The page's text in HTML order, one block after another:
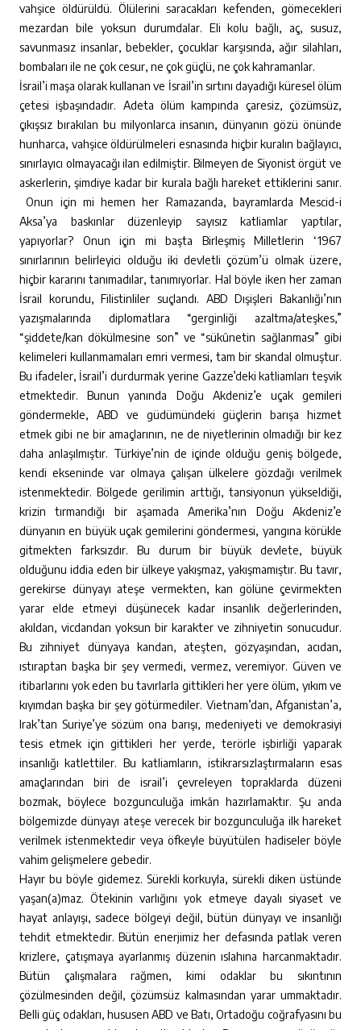
vahşice öldürüldü. Ölülerini saracakları kefenden, gömecekleri
mezardan bile yoksun durumdalar. Eli kolu bağlı, aç, susuz,
savunmasız insanlar, bebekler, çocuklar karşısında, ağır silahları,
bombaları ile ne çok cesur, ne çok güçlü, ne çok kahramanlar.
İsrail’i maşa olarak kullanan ve İsrail’in sırtını dayadığı küresel ölüm
çetesi işbaşındadır. Adeta ölüm kampında çaresiz, çözümsüz,
çıkışsız bırakılan bu milyonlarca insanın, dünyanın gözü önünde
hunharca, vahşice öldürülmeleri esnasında hiçbir kuralın bağlayıcı,
sınırlayıcı olmayacağı ilan edilmiştir. Bilmeyen de Siyonist örgüt ve
askerlerin, şimdiye kadar bir kurala bağlı hareket ettiklerini sanır.
Onun için mi hemen her Ramazanda, bayramlarda Mescid-i
Aksa’ya baskınlar düzenleyip sayısız katliamlar yaptılar,
yapıyorlar? Onun için mi başta Birleşmiş Milletlerin ‘1967
sınırlarının belirleyici olduğu iki devletli çözüm’ü olmak üzere,
hiçbir kararını tanımadılar, tanımıyorlar. Hal böyle iken her zaman
İsrail korundu, Filistinliler suçlandı. ABD Dışişleri Bakanlığı’nın
yazışmalarında diplomatlara “gerginliği azaltma/ateşkes,”
“şiddete/kan dökülmesine son” ve “sükûnetin sağlanması” gibi
kelimeleri kullanmamaları emri vermesi, tam bir skandal olmuştur.
Bu ifadeler, İsrail’i durdurmak yerine Gazze’deki katliamları teşvik
etmektedir. Bunun yanında Doğu Akdeniz’e uçak gemileri
göndermekle, ABD ve güdümündeki güçlerin barışa hizmet
etmek gibi ne bir amaçlarının, ne de niyetlerinin olmadığı bir kez
daha anlaşılmıştır. Türkiye’nin de içinde olduğu geniş bölgede,
kendi ekseninde var olmaya çalışan ülkelere gözdağı verilmek
istenmektedir. Bölgede gerilimin arttığı, tansiyonun yükseldiği,
krizin tırmandığı bir aşamada Amerika’nın Doğu Akdeniz’e
dünyanın en büyük uçak gemilerini göndermesi, yangına körükle
gitmekten farksızdır. Bu durum bir büyük devlete, büyük
olduğunu iddia eden bir ülkeye yakışmaz, yakışmamıştır. Bu tavır,
gerekirse dünyayı ateşe vermekten, kan gölüne çevirmekten
yarar elde etmeyi düşünecek kadar insanlık değerlerinden,
akıldan, vicdandan yoksun bir karakter ve zihniyetin sonucudur.
Bu zihniyet dünyaya kandan, ateşten, gözyaşından, acıdan,
ıstıraptan başka bir şey vermedi, vermez, veremiyor. Güven ve
itibarlarını yok eden bu tavırlarla gittikleri her yere ölüm, yıkım ve
kıyımdan başka bir şey götürmediler. Vietnam’dan, Afganistan’a,
Irak’tan Suriye’ye sözüm ona barışı, medeniyeti ve demokrasiyi
tesis etmek için gittikleri her yerde, terörle işbirliği yaparak
insanlığı katlettiler. Bu katliamların, istikrarsızlaştırmaların esas
amaçlarından biri de israil’i çevreleyen topraklarda düzeni
bozmak, böylece bozgunculuğa imkân hazırlamaktır. Şu anda
bölgemizde dünyayı ateşe verecek bir bozgunculuğa ilk hareket
verilmek istenmektedir veya öfkeyle büyütülen hadiseler böyle
vahim gelişmelere gebedir.
Hayır bu böyle gidemez. Sürekli korkuyla, sürekli diken üstünde
yaşan(a)maz. Ötekinin varlığını yok etmeye dayalı siyaset ve
hayat anlayışı, sadece bölgeyi değil, bütün dünyayı ve insanlığı
tehdit etmektedir. Bütün enerjimiz her defasında patlak veren
krizlere, çatışmaya ayarlanmış düzenin ıslahına harcanmaktadır.
Bütün çalışmalara rağmen, kimi odaklar bu sıkıntının
çözülmesinden değil, çözümsüz kalmasından yarar ummaktadır.
Belli güç odakları, hususen ABD ve Batı, Ortadoğu coğrafyasını bu